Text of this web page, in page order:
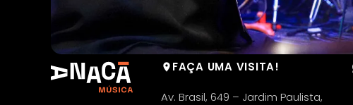
FAÇA UMA VISITA!
Av. Brasil, 649 – Jardim Paulista,